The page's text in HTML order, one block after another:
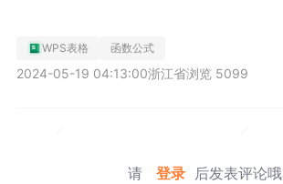
WPS表格 函数公式
2024-05-19 04:13:00浙江省浏览 5099
请 登录 后发表评论哦